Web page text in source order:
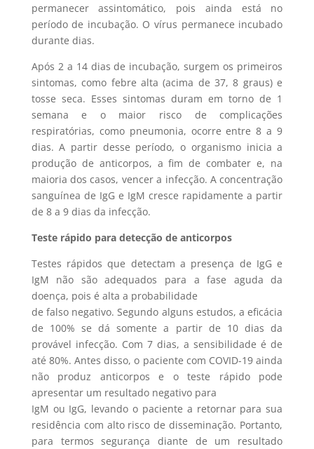
permanecer assintomático, pois ainda está no
período de incubação. O vírus permanece incubado
durante dias.
Após 2 a 14 dias de incubação, surgem os primeiros
sintomas, como febre alta (acima de 37, 8 graus) e
tosse seca. Esses sintomas duram em torno de 1
semana e o maior risco de complicações
respiratórias, como pneumonia, ocorre entre 8 a 9
dias. A partir desse período, o organismo inicia a
produção de anticorpos, a fim de combater e, na
maioria dos casos, vencer a infecção. A concentração
sanguínea de IgG e IgM cresce rapidamente a partir
de 8 a 9 dias da infecção.
Teste rápido para detecção de anticorpos
Testes rápidos que detectam a presença de IgG e
IgM não são adequados para a fase aguda da
doença, pois é alta a probabilidade
de falso negativo. Segundo alguns estudos, a eficácia
de 100% se dá somente a partir de 10 dias da
provável infecção. Com 7 dias, a sensibilidade é de
até 80%. Antes disso, o paciente com COVID-19 ainda
não produz anticorpos e o teste rápido pode
apresentar um resultado negativo para
IgM ou IgG, levando o paciente a retornar para sua
residência com alto risco de disseminação. Portanto,
para termos segurança diante de um resultado